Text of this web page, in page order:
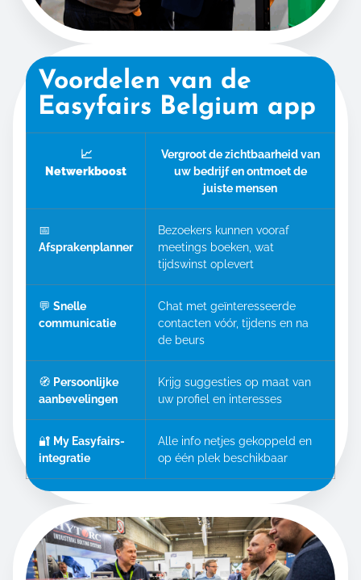
Voordelen van de
Easyfairs Belgium app
📈
Netwerkboost
Vergroot de zichtbaarheid van
uw bedrijf en ontmoet de
juiste mensen
📅
Afsprakenplanner
Bezoekers kunnen vooraf
meetings boeken, wat
tijdswinst oplevert
💬 Snelle
communicatie
Chat met geïnteresseerde
contacten vóór, tijdens en na
de beurs
🧭 Persoonlijke
aanbevelingen
Krijg suggesties op maat van
uw profiel en interesses
🔐 My Easyfairs-
integratie
Alle info netjes gekoppeld en
op één plek beschikbaar